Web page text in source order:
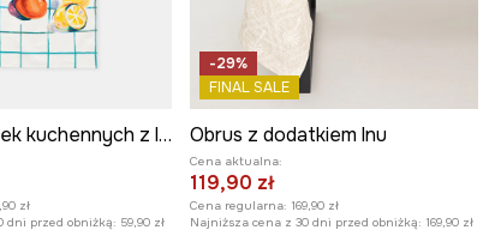
Zestaw ścierek kuchennych z lnem
zł
dni przed obniżką: 59,90 zł
-29%
FINAL SALE
Obrus z dodatkiem lnu
Cena aktualna:
119,90 zł
Cena regularna: 169,90 zł
Najniższa cena z 30 dni przed obniżką: 169,90 zł